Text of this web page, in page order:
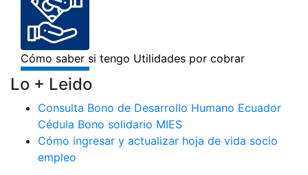
Lo + Leido
Consulta Bono de Desarrollo Humano Ecuador
Cédula Bono solidario MIES
Cómo ingresar y actualizar hoja de vida socio
empleo